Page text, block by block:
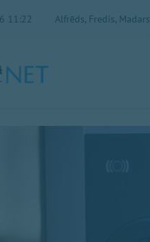
11:22 Alfrēds, Fredis, Madars